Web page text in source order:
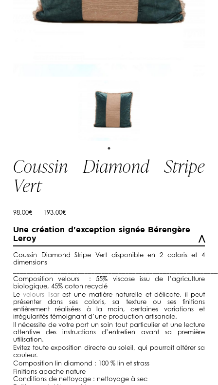
Coussin Diamond Stripe
Vert
98,00€ – 193,00€Plage
98,00€
Une création d'exception signée Bérengère
Leroy
Coussin Diamond Stripe Vert disponible en 2 coloris et 4
dimensions
Composition velours : 55% viscose issu de l’agriculture
biologique, 45% coton recyclé
Levelours Tsarest une matière naturelle et délicate, il peut
présenter dans ses coloris, sa texture ou ses finitions
entièrement réalisées à la main, certaines variations et
irrégularités témoignant d’une production artisanale.
Il nécessite de votre part un soin tout particulier et une lecture
attentive des instructions d’entretien avant sa première
utilisation.
Evitez toute exposition directe au soleil, qui pourrait altérer sa
couleur.
Composition lin diamond : 100 % lin et strass
Finitions apache nature
Conditions de nettoyage : nettoyage à sec